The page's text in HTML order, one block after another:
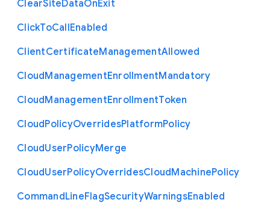
ClearSiteDataOnExit
ClickToCallEnabled
ClientCertificateManagementAllowed
CloudManagementEnrollmentMandatory
CloudManagementEnrollmentToken
CloudPolicyOverridesPlatformPolicy
CloudUserPolicyMerge
CloudUserPolicyOverridesCloudMachinePolicy
CommandLineFlagSecurityWarningsEnabled